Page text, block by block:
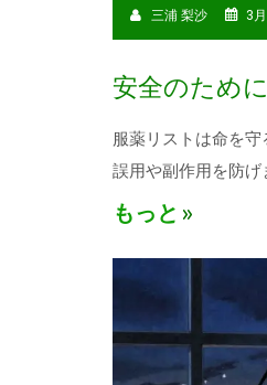
三浦 梨沙 3
安全のため
服薬リストは命を
誤用や副作用を防げ
もっと